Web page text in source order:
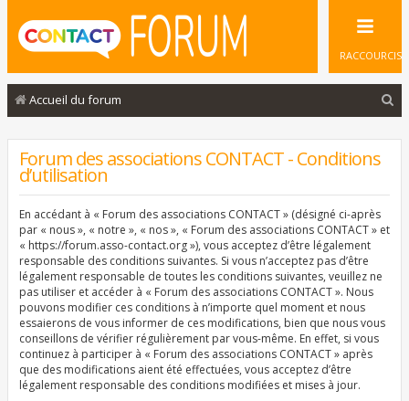
RACCOURCIS
Accueil du forum
Forum des associations CONTACT - Conditions
d’utilisation
En accédant à « Forum des associations CONTACT » (désigné ci-après
par « nous », « notre », « nos », « Forum des associations CONTACT » et
« https://forum.asso-contact.org »), vous acceptez d’être légalement
responsable des conditions suivantes. Si vous n’acceptez pas d’être
légalement responsable de toutes les conditions suivantes, veuillez ne
pas utiliser et accéder à « Forum des associations CONTACT ». Nous
pouvons modifier ces conditions à n’importe quel moment et nous
essaierons de vous informer de ces modifications, bien que nous vous
conseillons de vérifier régulièrement par vous-même. En effet, si vous
continuez à participer à « Forum des associations CONTACT » après
que des modifications aient été effectuées, vous acceptez d’être
légalement responsable des conditions modifiées et mises à jour.